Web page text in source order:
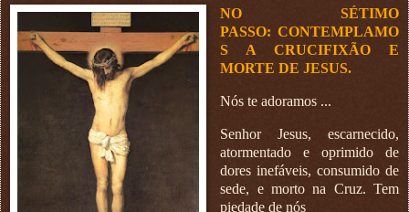
NO SÉTIMO
PASSO: CONTEMPLAMO
S A CRUCIFIXÃO E
MORTE DE JESUS.
Nós te adoramos ...
Senhor Jesus, escarnecido,
atormentado e oprimido de
dores inefáveis, consumido de
sede, e morto na Cruz. Tem
piedade de nós